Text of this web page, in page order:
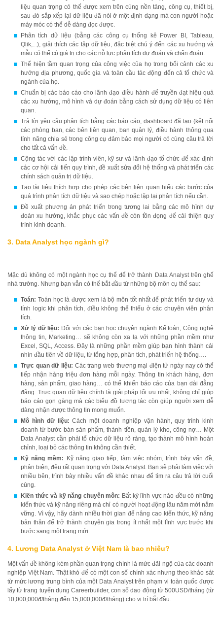
liệu quan trọng có thể được xem trên cùng nền tảng, công cụ, thiết bị,
sau đó sắp xếp lại dữ liệu đã nói ở một định dạng mà con người hoặc
máy móc có thể dễ dàng đọc được.
Phân tích dữ liệu (bằng các công cụ thống kê Power BI, Tableau,
Qlik,...), giải thích các tập dữ liệu, đặc biệt chú ý đến các xu hướng và
mẫu có thể có giá trị cho các nỗ lực phân tích dự đoán và chẩn đoán.
Thể hiện tầm quan trọng của công việc của họ trong bối cảnh các xu
hướng địa phương, quốc gia và toàn cầu tác động đến cả tổ chức và
ngành của họ.
Chuẩn bị các báo cáo cho lãnh đạo điều hành để truyền đạt hiệu quả
các xu hướng, mô hình và dự đoán bằng cách sử dụng dữ liệu có liên
quan.
Trả lời yêu cầu phân tích bằng các báo cáo, dashboard đã tạo (kết nối
các phòng ban, các bên liên quan, ban quản lý, điều hành thông qua
tính năng chia sẻ trong công cụ đảm bảo mọi người có cùng câu trả lời
cho tất cả vấn đề.
Cộng tác với các lập trình viên, kỹ sư và lãnh đạo tổ chức để xác định
các cơ hội cải tiến quy trình, đề xuất sửa đổi hệ thống và phát triển các
chính sách quản trị dữ liệu.
Tạo tài liệu thích hợp cho phép các bên liên quan hiểu các bước của
quá trình phân tích dữ liệu và sao chép hoặc lặp lại phân tích nếu cần.
Đề xuất phương án phát triển trong tương lai bằng các mô hình dự
đoán xu hướng, khắc phục các vấn đề còn tồn đọng để cải thiện quy
trình kinh doanh.
3. Data Analyst học ngành gì?
Mặc dù không có một ngành học cụ thể để trở thành Data Analyst trên ghế
nhà trường. Nhưng bạn vẫn có thể bắt đầu từ những bộ môn cụ thể sau:
Toán: Toán học là được xem là bộ môn tốt nhất để phát triển tư duy và
tính logic khi phân tích, điều không thể thiếu ở các chuyên viên phân
tích.
Xử lý dữ liệu: Đối với các bạn học chuyên ngành Kế toán, Công nghệ
thông tin, Marketing… sẽ không còn xa lạ với những phần mềm như
Excel, SQL, Access. Đây là những phần mềm giúp bạn hình thành cái
nhìn đầu tiên về dữ liệu, từ tổng hợp, phân tích, phát triển hệ thống….
Trực quan dữ liệu: Các trang web thương mại điện tử ngày nay có thể
tiếp nhận hàng triệu đơn hàng mỗi ngày. Thông tin khách hàng, đơn
hàng, sản phẩm, giao hàng… có thể khiến báo cáo của bạn dài đằng
đãng. Trực quan dữ liệu chính là giải pháp tối ưu nhất, không chỉ giúp
báo cáo gọn gàng mà các biểu đồ tương tác còn giúp người xem dễ
dàng nhận được thông tin mong muốn.
Mô hình dữ liệu: Cách một doanh nghiệp vận hành, quy trình kinh
doanh từ bước bán sản phẩm, thành tiền, quản lý kho, công nợ… Một
Data Analyst cần phải tổ chức dữ liệu rõ ràng, tạo thành mô hình hoàn
chỉnh, loại bỏ các thông tin không cần thiết.
Kỹ năng mềm:
Kỹ năng giao tiếp, làm việc nhóm, trình bày vấn đề,
phản biện, đều rất quan trọng với Data Analyst. Bạn sẽ phải làm việc với
nhiều bên, trình bày nhiều vấn đề khác nhau để tìm ra câu trả lời cuối
cùng.
Kiến thức và kỹ năng chuyên môn: Bất kỳ lĩnh vực nào đều có những
kiến thức và kỹ năng riêng mà chỉ có người hoạt động lâu năm mới nắm
vững. Vì vậy, hãy dành nhiều thời gian để nâng cao kiến thức, kỹ năng
bản thân để trở thành chuyên gia trong ít nhất một lĩnh vực trước khi
bước sang một trang mới.
4. Lương Data Analyst ở Việt Nam là bao nhiêu?
Một vấn đề không kém phần quan trọng chính là mức đãi ngộ của các doanh
nghiệp Việt Nam. Thật khó để có một con số chính xác nhưng theo khảo sát
từ mức lương trung bình của một Data Analyst trên phạm vi toàn quốc được
lấy từ trang tuyển dụng Careerbuilder, con số dao động từ 500USD/tháng (từ
10,000,000đ/tháng đến 15,000,000đ/tháng) cho vị trí bắt đầu.